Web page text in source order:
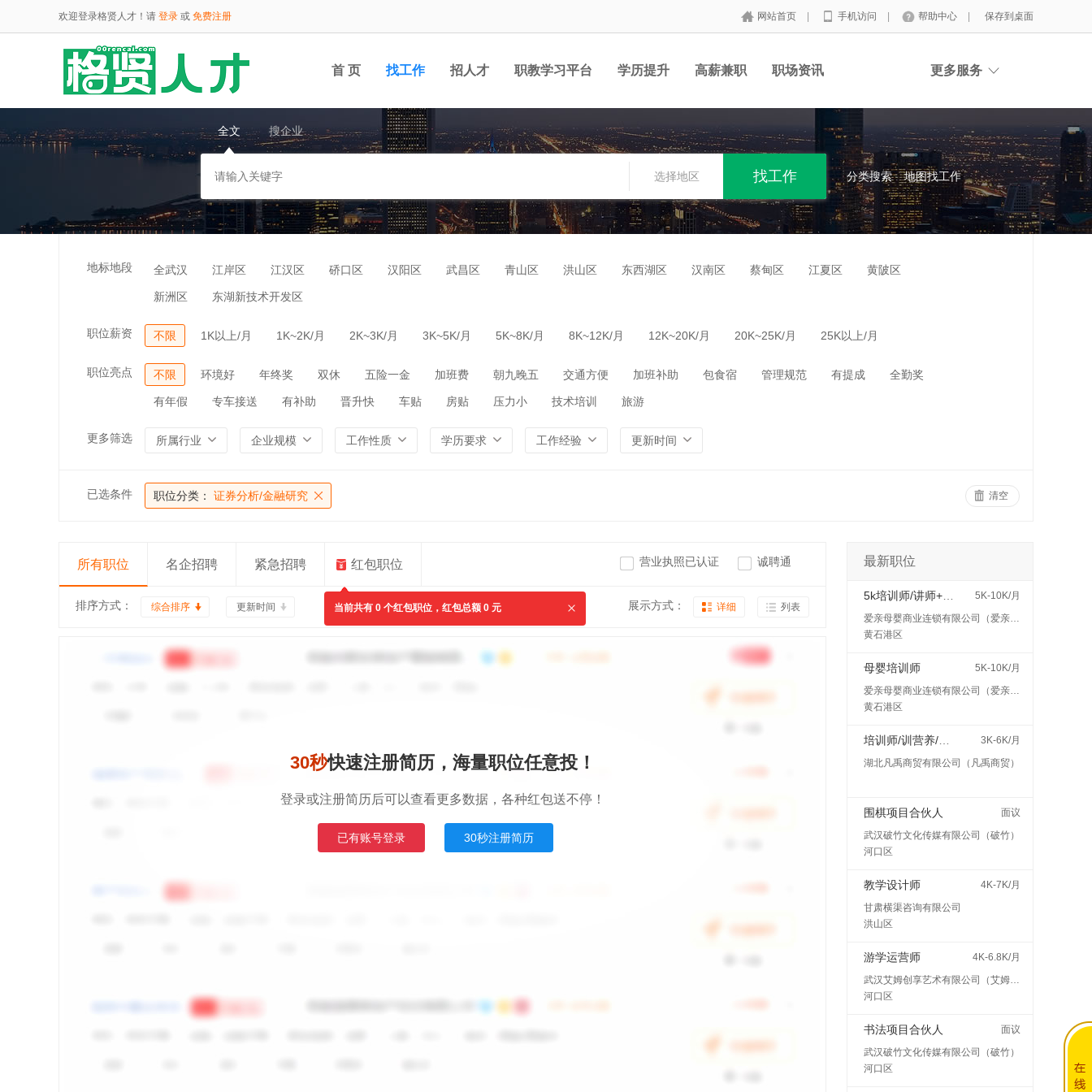
欢迎登录格贤人才！请 登录 或 免费注册 网站首页 手机访问 帮助中心 保存到桌面
首 页 找工作 招人才 职教学习平台 学历提升 高薪兼职 职场资讯
云端职位
更多服务
全文 搜企业
选择地区 分类搜索 地图找工作
地标地段 全武汉 江岸区 江汉区 硚口区 汉阳区 武昌区 青山区 洪山区 东西湖区 汉南区 蔡甸区 江夏区 黄陂区
新洲区 东湖新技术开发区
职位薪资 不限 1K以上/月 1K~2K/月 2K~3K/月 3K~5K/月 5K~8K/月 8K~12K/月 12K~20K/月 20K~25K/月 25K以上/月
职位亮点 不限 环境好 年终奖 双休 五险一金 加班费 朝九晚五 交通方便 加班补助 包食宿 管理规范 有提成 全勤奖
有年假 专车接送 有补助 晋升快 车贴 房贴 压力小 技术培训 旅游
更多筛选 所属行业 企业规模 工作性质 学历要求 工作经验 更新时间
已选条件 职位分类： 证券分析/金融研究 清空
所有职位 名企招聘 紧急招聘 红包职位
当前共有 0 个红包职位，红包总额 0 元
营业执照已认证 诚聘通
排序方式： 综合排序 更新时间 展示方式： 详细 列表
30秒快速注册简历，海量职位任意投！
登录或注册简历后可以查看更多数据，各种红包送不停！
已有账号登录 30秒注册简历
最新职位
5K-10K/月
爱亲母婴商业连锁有限公司（爱亲母婴）
黄石港区
母婴培训师
5K-10K/月
爱亲母婴商业连锁有限公司（爱亲母婴）
黄石港区
3K-6K/月
湖北凡禹商贸有限公司（凡禹商贸）
围棋项目合伙人
面议
武汉破竹文化传媒有限公司（破竹）
河口区
教学设计师
4K-7K/月
甘肃横渠咨询有限公司
洪山区
游学运营师
4K-6.8K/月
武汉艾姆创享艺术有限公司（艾姆创享）
河口区
书法项目合伙人
面议
武汉破竹文化传媒有限公司（破竹）
河口区